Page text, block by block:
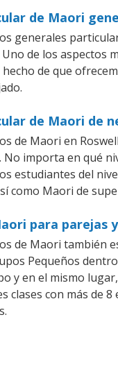
de Maori
generales
de los aspectos
hecho de que
de Maori de
de Maori en
importa en qué
estudiantes del
como Maori de
para parejas
de Maori también
Pequeños
y en el mismo
clases con más de